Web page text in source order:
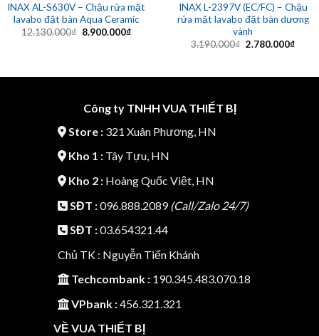
INAX AL-S630V – Chậu rửa mặt
lavabo đặt bàn Aqua Ceramic
12.130.000₫ Giá
8.900.000₫Giá
INAX L-2397V (EC/FC) – Chậu
rửa mặt lavabo đặt bàn dương
vành
3.190.000₫ Giá
2.780.000₫Giá
Công ty TNHH VUA THIẾT BỊ
Store :321 Xuân Phương, HN
Kho 1 :Tây Tựu, HN
Kho 2 :Hoàng Quốc Việt, HN
SĐT :096.888.2089 (Call/Zalo 24/7)
SĐT :03.654321.44
Chủ TK : Nguyễn Tiến Khánh
Techcombank :190.345.483.070.18
VPbank :456.321.321
VỀ VUA THIẾT BỊ